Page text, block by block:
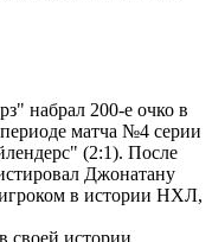
набрал 200-е очко в
матча №4 серии
(2:1). После
Джонатану
в истории НХЛ,
своей истории